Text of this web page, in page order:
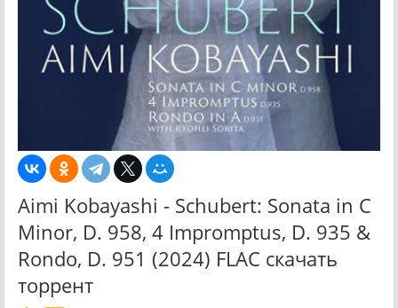
Aimi Kobayashi - Schubert: Sonata in C
Minor, D. 958, 4 Impromptus, D. 935 &
Rondo, D. 951 (2024) FLAC скачать
торрент